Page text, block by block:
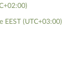
EEST (UTC+03:00)